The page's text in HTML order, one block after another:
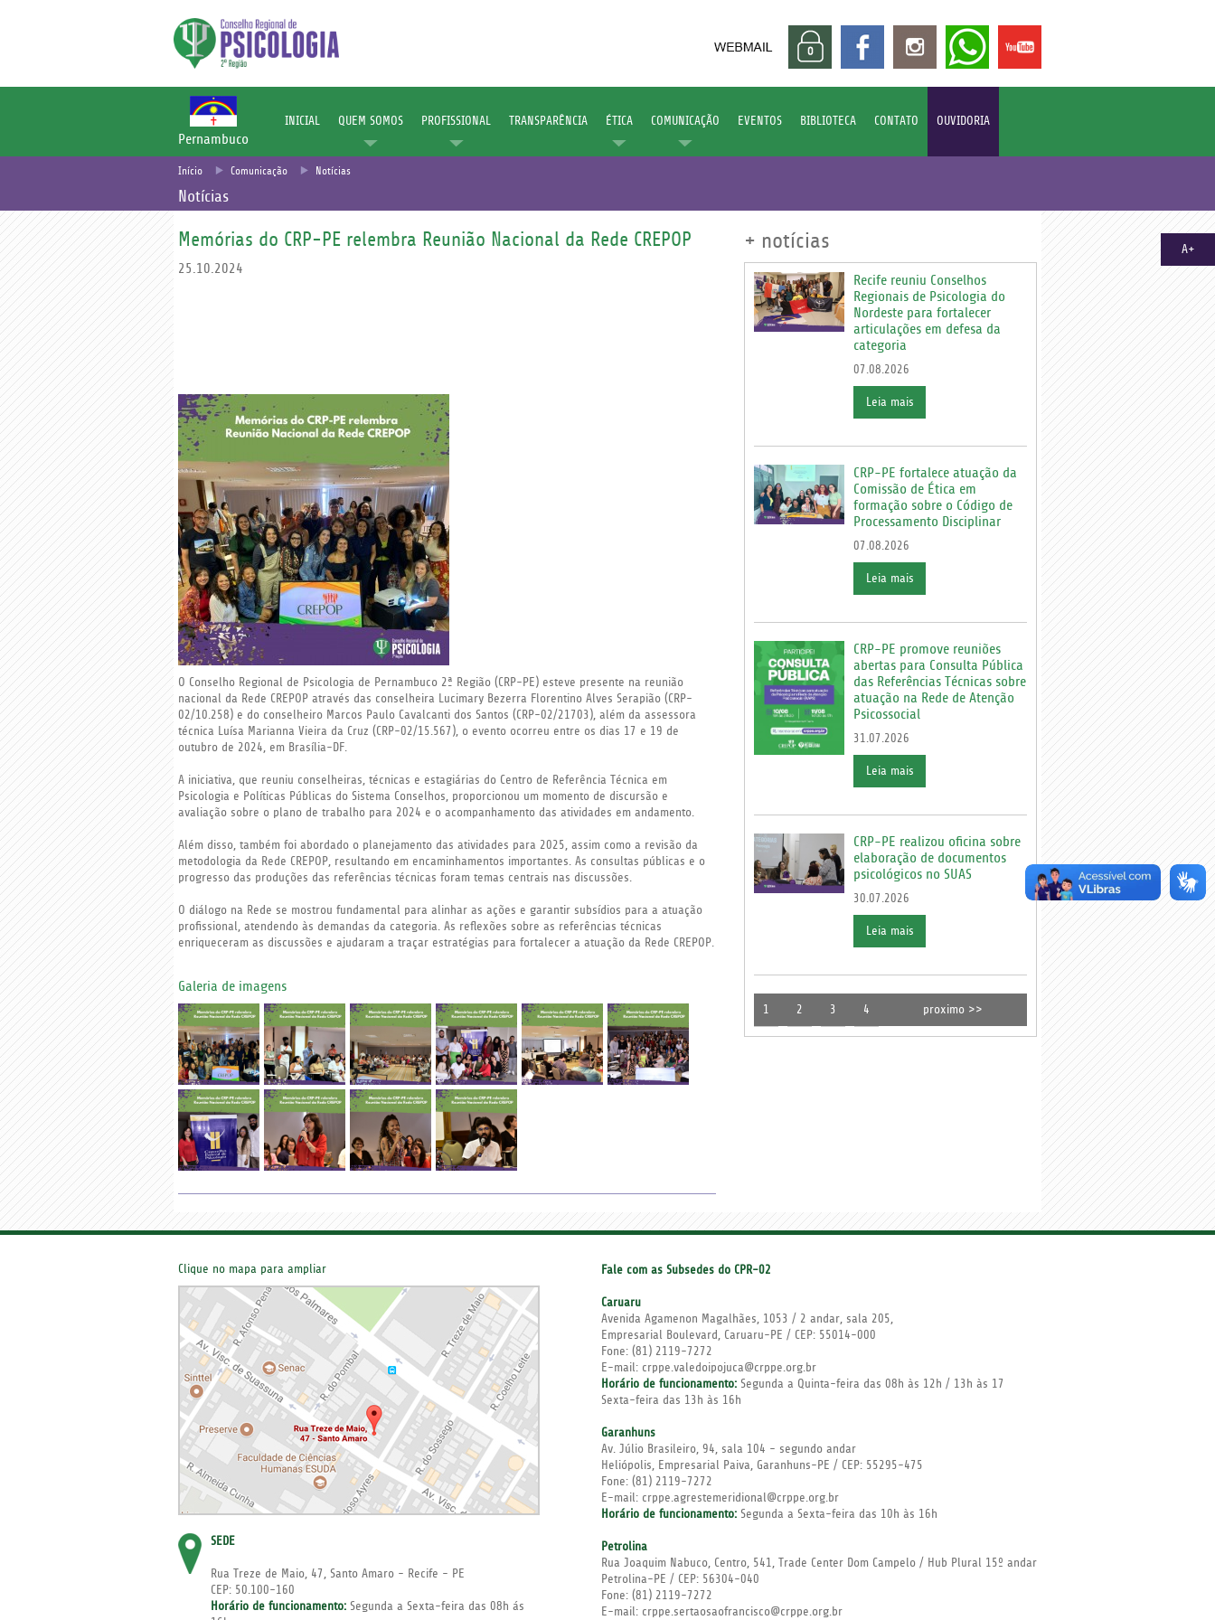
A+
Pernambuco
INICIAL QUEM SOMOS PROFISSIONAL TRANSPARÊNCIA ÉTICA COMUNICAÇÃO EVENTOS BIBLIOTECA CONTATO OUVIDORIA
Início Comunicação Notícias
Notícias
Memórias do CRP-PE relembra Reunião Nacional da Rede CREPOP
25.10.2024
O Conselho Regional de Psicologia de Pernambuco 2ª Região (CRP-PE) esteve presente na reunião
nacional da Rede CREPOP através das conselheira Lucimary Bezerra Florentino Alves Serapião (CRP-
02/10.258) e do conselheiro Marcos Paulo Cavalcanti dos Santos (CRP-02/21703), além da assessora
técnica Luísa Marianna Vieira da Cruz (CRP-02/15.567), o evento ocorreu entre os dias 17 e 19 de
outubro de 2024, em Brasília-DF.
A iniciativa, que reuniu conselheiras, técnicas e estagiárias do Centro de Referência Técnica em
Psicologia e Políticas Públicas do Sistema Conselhos, proporcionou um momento de discursão e
avaliação sobre o plano de trabalho para 2024 e o acompanhamento das atividades em andamento.
Além disso, também foi abordado o planejamento das atividades para 2025, assim como a revisão da
metodologia da Rede CREPOP, resultando em encaminhamentos importantes. As consultas públicas e o
progresso das produções das referências técnicas foram temas centrais nas discussões.
O diálogo na Rede se mostrou fundamental para alinhar as ações e garantir subsídios para a atuação
profissional, atendendo às demandas da categoria. As reflexões sobre as referências técnicas
enriqueceram as discussões e ajudaram a traçar estratégias para fortalecer a atuação da Rede CREPOP.
Galeria de imagens
+ notícias
Recife reuniu Conselhos
Regionais de Psicologia do
Nordeste para fortalecer
articulações em defesa da
categoria
07.08.2026
Leia mais
CRP-PE fortalece atuação da
Comissão de Ética em
formação sobre o Código de
Processamento Disciplinar
07.08.2026
Leia mais
CRP-PE promove reuniões
abertas para Consulta Pública
das Referências Técnicas sobre
atuação na Rede de Atenção
Psicossocial
31.07.2026
Leia mais
CRP-PE realizou oficina sobre
elaboração de documentos
psicológicos no SUAS
30.07.2026
Leia mais
1 2 3 4 proximo >>
Clique no mapa para ampliar
SEDE
Rua Treze de Maio, 47, Santo Amaro - Recife - PE
CEP: 50.100-160
Horário de funcionamento: Segunda a Sexta-feira das 08h ás
Fale com as Subsedes do CPR-02
Caruaru
Avenida Agamenon Magalhães, 1053 / 2 andar, sala 205,
Empresarial Boulevard, Caruaru-PE / CEP: 55014-000
Fone: (81) 2119-7272
E-mail: crppe.valedoipojuca@crppe.org.br
Horário de funcionamento: Segunda a Quinta-feira das 08h às 12h / 13h às 17
Sexta-feira das 13h às 16h
Garanhuns
Av. Júlio Brasileiro, 94, sala 104 - segundo andar
Heliópolis, Empresarial Paiva, Garanhuns-PE / CEP: 55295-475
Fone: (81) 2119-7272
E-mail: crppe.agrestemeridional@crppe.org.br
Horário de funcionamento: Segunda a Sexta-feira das 10h às 16h
Petrolina
Rua Joaquim Nabuco, Centro, 541, Trade Center Dom Campelo / Hub Plural 15º andar
Petrolina-PE / CEP: 56304-040
Fone: (81) 2119-7272
E-mail: crppe.sertaosaofrancisco@crppe.org.br